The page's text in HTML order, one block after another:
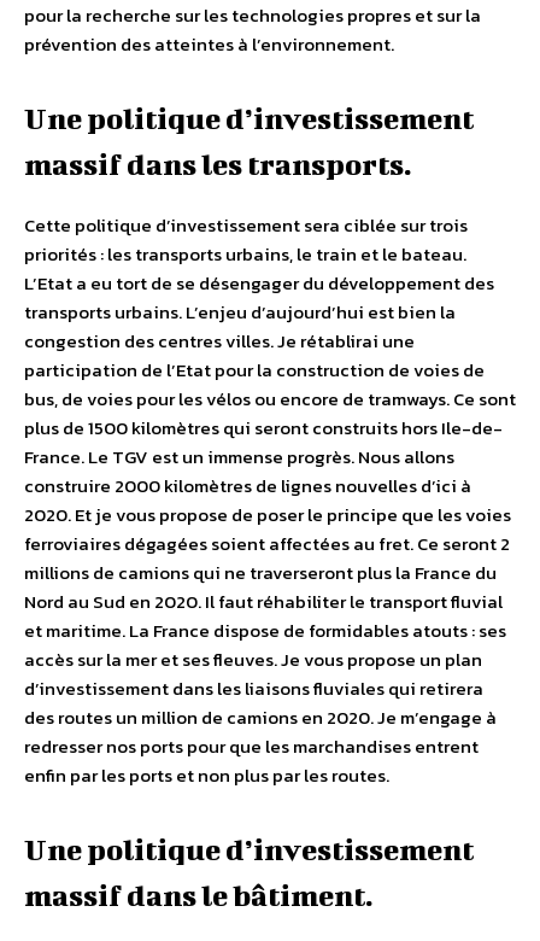
pour la recherche sur les technologies propres et sur la
prévention des atteintes à l’environnement.
Une politique d’investissement
massif dans les transports.
Cette politique d’investissement sera ciblée sur trois
priorités : les transports urbains, le train et le bateau.
L’Etat a eu tort de se désengager du développement des
transports urbains. L’enjeu d’aujourd’hui est bien la
congestion des centres villes. Je rétablirai une
participation de l’Etat pour la construction de voies de
bus, de voies pour les vélos ou encore de tramways. Ce sont
plus de 1500 kilomètres qui seront construits hors Ile-de-
France. Le TGV est un immense progrès. Nous allons
construire 2000 kilomètres de lignes nouvelles d’ici à
2020. Et je vous propose de poser le principe que les voies
ferroviaires dégagées soient affectées au fret. Ce seront 2
millions de camions qui ne traverseront plus la France du
Nord au Sud en 2020. Il faut réhabiliter le transport fluvial
et maritime. La France dispose de formidables atouts : ses
accès sur la mer et ses fleuves. Je vous propose un plan
d’investissement dans les liaisons fluviales qui retirera
des routes un million de camions en 2020. Je m’engage à
redresser nos ports pour que les marchandises entrent
enfin par les ports et non plus par les routes.
Une politique d’investissement
massif dans le bâtiment.